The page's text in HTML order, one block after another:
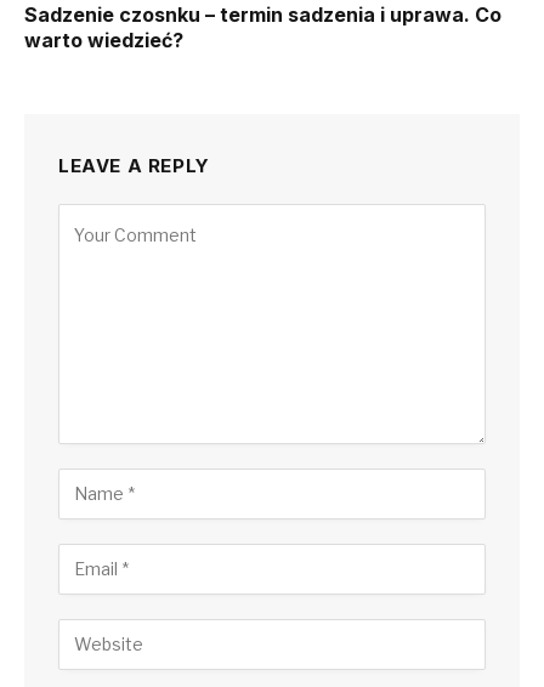
Sadzenie czosnku – termin sadzenia i uprawa. Co
warto wiedzieć?
LEAVE A REPLY